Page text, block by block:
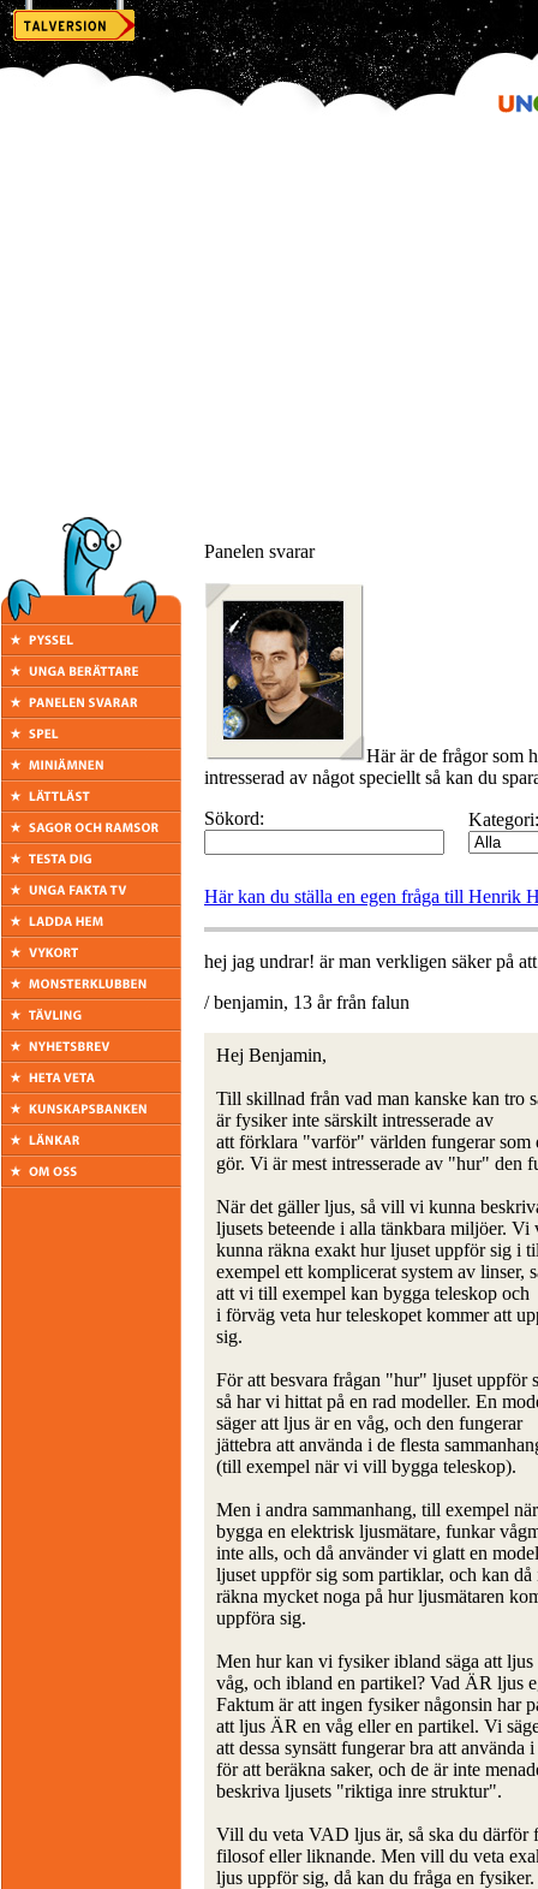
Panelen svarar
Här är de frågor som
intresserad av något speciellt så kan du
Sökord:
Kategori:
Här kan du ställa en egen fråga till Henrik
hej jag undrar! är man verkligen säker på
/ benjamin, 13 år från falun
Hej Benjamin,
Till skillnad från vad man kanske kan tro
är fysiker inte särskilt intresserade av
att förklara "varför" världen fungerar som
gör. Vi är mest intresserade av "hur" den
När det gäller ljus, så vill vi kunna
ljusets beteende i alla tänkbara miljöer. Vi
kunna räkna exakt hur ljuset uppför sig i
exempel ett komplicerat system av linser,
att vi till exempel kan bygga teleskop och
i förväg veta hur teleskopet kommer att
sig.
För att besvara frågan "hur" ljuset uppför
så har vi hittat på en rad modeller. En
säger att ljus är en våg, och den fungerar
jättebra att använda i de flesta
(till exempel när vi vill bygga teleskop).
Men i andra sammanhang, till exempel
bygga en elektrisk ljusmätare, funkar
inte alls, och då använder vi glatt en
ljuset uppför sig som partiklar, och kan då
räkna mycket noga på hur ljusmätaren
uppföra sig.
Men hur kan vi fysiker ibland säga att ljus
våg, och ibland en partikel? Vad ÄR ljus
Faktum är att ingen fysiker någonsin har
att ljus ÄR en våg eller en partikel. Vi
att dessa synsätt fungerar bra att använda
för att beräkna saker, och de är inte
beskriva ljusets "riktiga inre struktur".
Vill du veta VAD ljus är, så ska du därför
filosof eller liknande. Men vill du veta
ljus uppför sig, då kan du fråga en fysiker.